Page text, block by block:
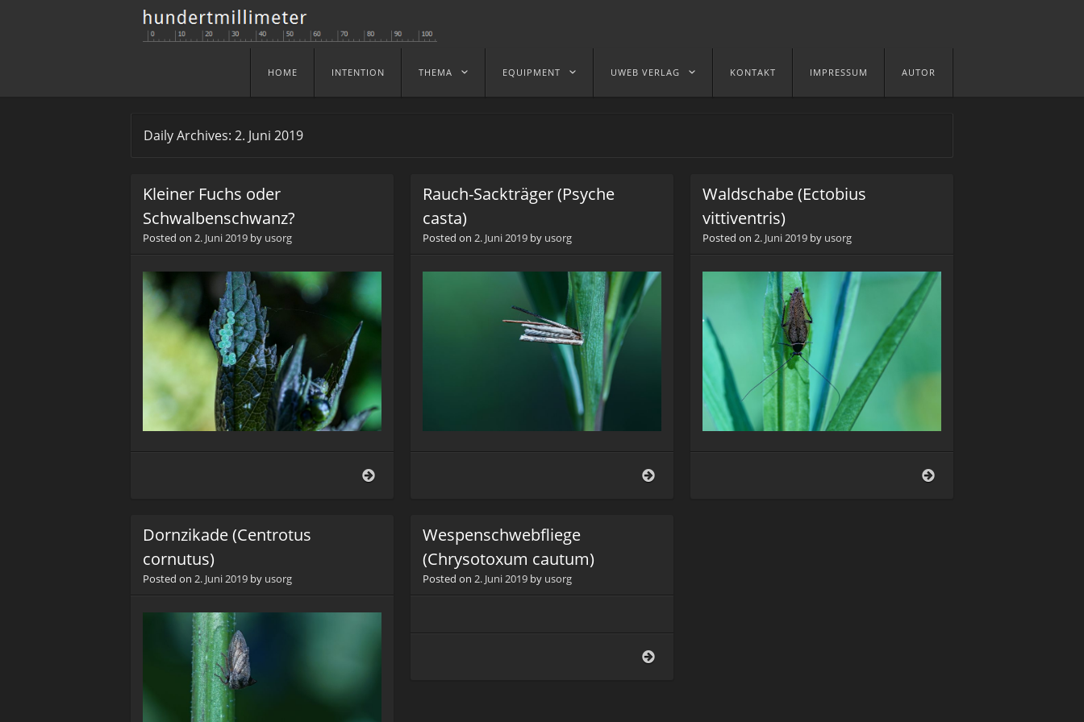
Menu
Skip to content
HOME INTENTION THEMA EQUIPMENT UWEB VERLAG KONTAKT IMPRESSUM AUTOR
Daily Archives: 2. Juni 2019
Kleiner Fuchs oder
Schwalbenschwanz?
Posted on 2. Juni 2019 by usorg
Rauch-Sackträger (Psyche
casta)
Posted on 2. Juni 2019by usorg
Waldschabe (Ectobius
vittiventris)
Posted on 2. Juni 2019by usorg
Dornzikade (Centrotus
cornutus)
Posted on 2. Juni 2019 by usorg
Wespenschwebfliege
(Chrysotoxum cautum)
Posted on 2. Juni 2019by usorg